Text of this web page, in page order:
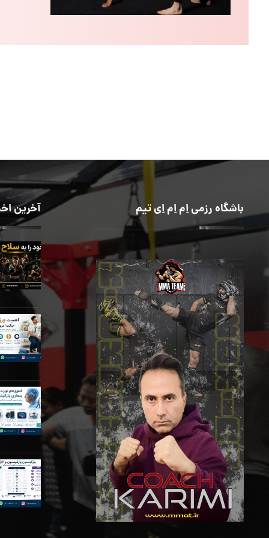
باشگاه رزمی اِم اِم اِی تیم آخرین